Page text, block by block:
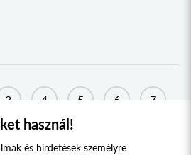
3 4 5 6 7
33 34
használ!
és hirdetések személyre